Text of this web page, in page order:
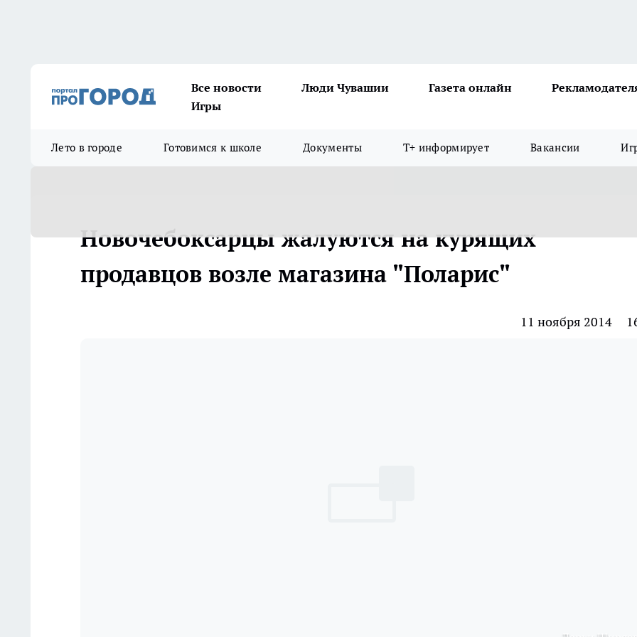
Все новости Люди Чувашии Газета онлайн
Игры
Лето в городе Готовимся к школе Документы Т+ информирует Вакансии
Новочебоксарцы жалуются на курящих
продавцов возле магазина "Поларис"
11 ноября 2014